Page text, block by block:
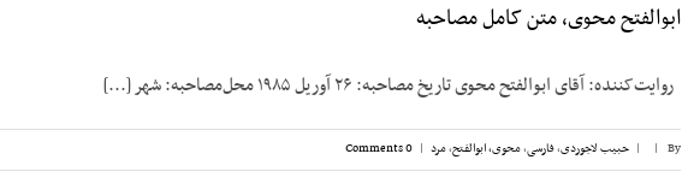
ابوالفتح محوی، متن کامل مصاحبه
روایت‌کننده: آقای ابوالفتح محوی تاریخ مصاحبه: ۲۶ آوریل ۱۹۸۵ محل‌مصاحبه: شهر [...]
By
|
| حبیب لاجوردی,فارسی,محوی، ابوالفتح,مرد |
0 Comments